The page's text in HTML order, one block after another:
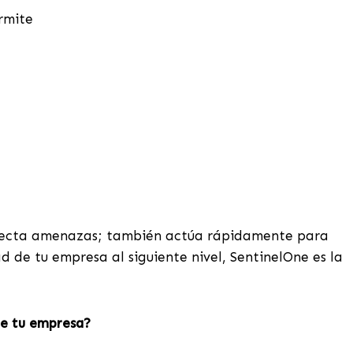
amenazas; también actúa rápidamente para
de tu empresa al siguiente nivel, SentinelOne es la
tu empresa?